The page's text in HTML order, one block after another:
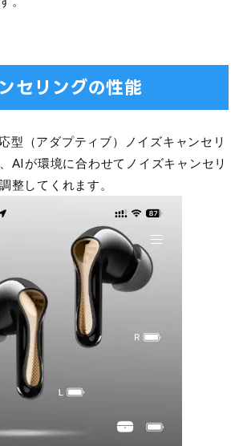
セリングの性能
型（アダプティブ）ノイズキャンセリ
AIが環境に合わせてノイズキャンセリ
整してくれます。